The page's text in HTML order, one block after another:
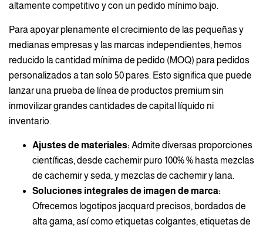
altamente competitivo y con un pedido mínimo bajo.
Para apoyar plenamente el crecimiento de las pequeñas y
medianas empresas y las marcas independientes, hemos
reducido la cantidad mínima de pedido (MOQ) para pedidos
personalizados a tan solo 50 pares. Esto significa que puede
lanzar una prueba de línea de productos premium sin
inmovilizar grandes cantidades de capital líquido ni
inventario.
Ajustes de materiales: Admite diversas proporciones
científicas, desde cachemir puro 100% % hasta mezclas
de cachemir y seda, y mezclas de cachemir y lana.
Soluciones integrales de imagen de marca:
Ofrecemos logotipos jacquard precisos, bordados de
alta gama, así como etiquetas colgantes, etiquetas de